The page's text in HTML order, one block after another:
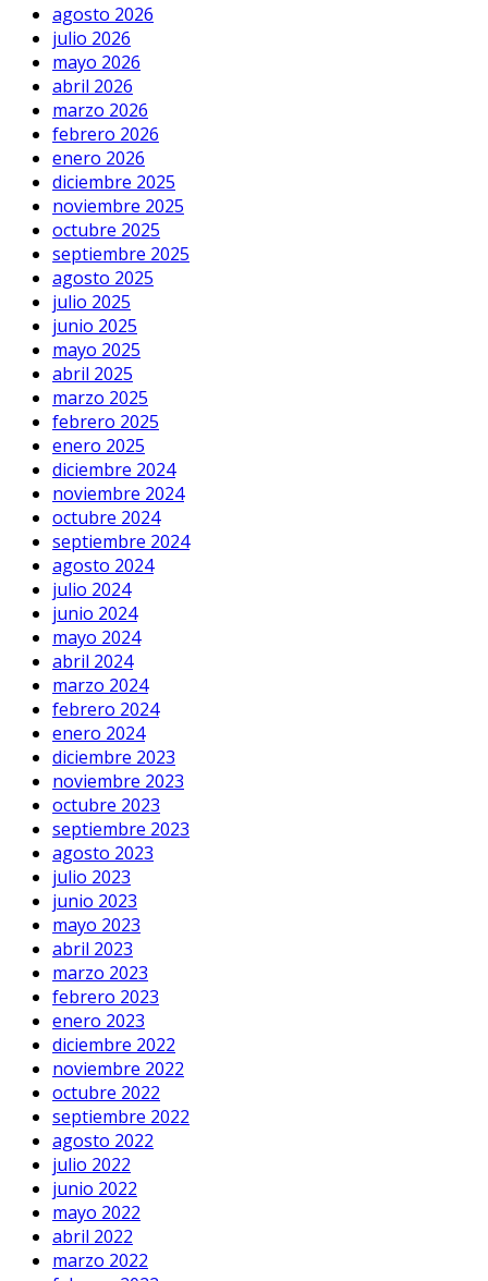
agosto 2026
julio 2026
mayo 2026
abril 2026
marzo 2026
febrero 2026
enero 2026
diciembre 2025
noviembre 2025
octubre 2025
septiembre 2025
agosto 2025
julio 2025
junio 2025
mayo 2025
abril 2025
marzo 2025
febrero 2025
enero 2025
diciembre 2024
noviembre 2024
octubre 2024
septiembre 2024
agosto 2024
julio 2024
junio 2024
mayo 2024
abril 2024
marzo 2024
febrero 2024
enero 2024
diciembre 2023
noviembre 2023
octubre 2023
septiembre 2023
agosto 2023
julio 2023
junio 2023
mayo 2023
abril 2023
marzo 2023
febrero 2023
enero 2023
diciembre 2022
noviembre 2022
octubre 2022
septiembre 2022
agosto 2022
julio 2022
junio 2022
mayo 2022
abril 2022
marzo 2022